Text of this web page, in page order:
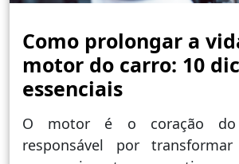
Como prolongar a
motor do carro: 10
essenciais
O motor é o coração do
responsável por